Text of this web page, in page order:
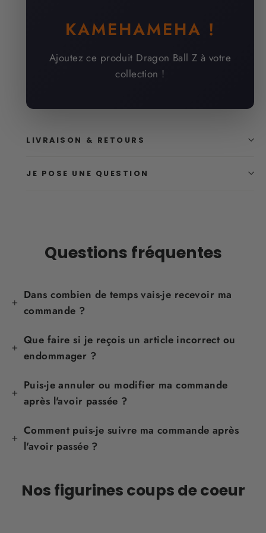
KAMEHAMEHA !
Ajoutez ce produit Dragon Ball Z à votre
collection !
LIVRAISON & RETOURS
JE POSE UNE QUESTION
Questions fréquentes
Dans combien de temps vais-je recevoir ma
commande ?
Que faire si je reçois un article incorrect ou
endommager ?
Puis-je annuler ou modifier ma commande
après l'avoir passée ?
Comment puis-je suivre ma commande après
l'avoir passée ?
Nos figurines coups de coeur